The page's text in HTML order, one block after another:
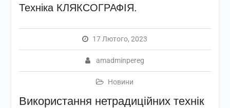
Техніка КЛЯКСОГРАФІЯ.
17 Лютого, 2023
amadminpereg
Новини
Використання нетрадиційних технік